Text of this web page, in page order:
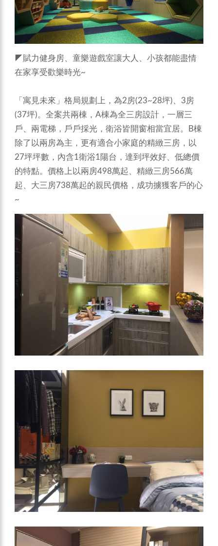
◤賦力健身房、童樂遊戲室讓大人、小孩都能盡情
在家享受歡樂時光~
「寓見未來」格局規劃上，為2房(23~28坪)、3房
(37坪)。全案共兩棟，A棟為全三房設計，一層三
戶、兩電梯，戶戶採光，衛浴皆開窗相當宜居。B棟
除了以兩房為主，更有適合小家庭的精緻三房，以
27坪坪數，內含1衛浴1陽台，達到坪效好、低總價
的特點。價格上以兩房498萬起、精緻三房566萬
起、大三房738萬起的親民價格，成功擄獲客戶的心
~